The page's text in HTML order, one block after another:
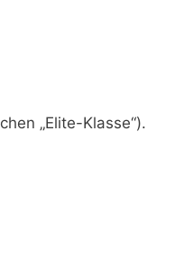
„Elite-Klasse“).